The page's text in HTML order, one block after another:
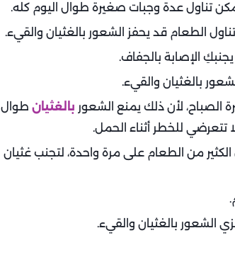
تناول عدة وجبات صغيرة طوال اليوم كله.
الطعام قد يحفز الشعور بالغثيان والقيء.
الإصابة بالجفاف.
بالغثيان والقيء.
الصباح، لأن ذلك يمنع الشعور بالغثيان طوال
تتعرضي للخطر أثناء الحمل.
من الطعام على مرة واحدة، لتجنب غثيان
الشعور بالغثيان والقيء.